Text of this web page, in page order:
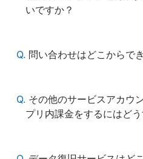
いですか？
Q. 問い合わせはどこからで
Q. その他のサービスアカウ
プリ内課金をするにはど